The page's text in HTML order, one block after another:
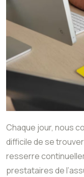
Chaque jour, nous
difficile de se
resserre
prestataires de